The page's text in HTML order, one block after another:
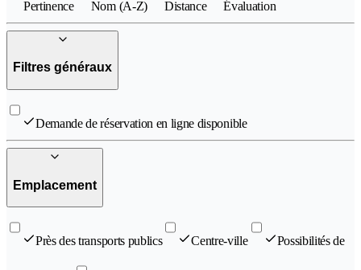
Pertinence Nom (A-Z) Distance Évaluation
Filtres généraux
Demande de réservation en ligne disponible
Emplacement
Près des transports publics Centre-ville Possibilités de